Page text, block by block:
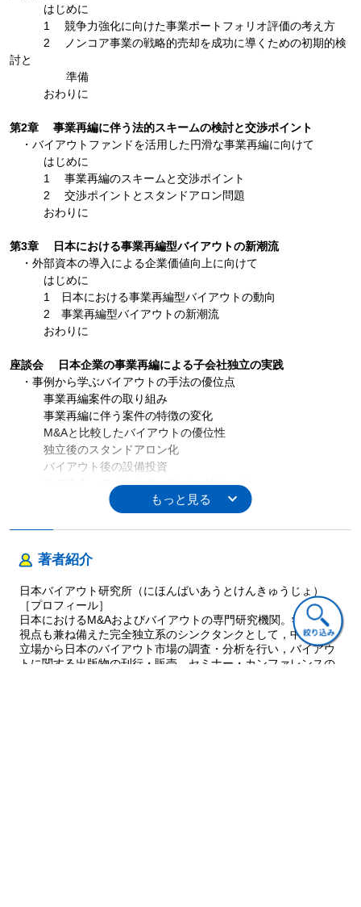
はじめに
1 競争力強化に向けた事業ポートフォリオ評価の考え方
2 ノンコア事業の戦略的売却を成功に導くための初期的検
討と
準備
おわりに
第2章 事業再編に伴う法的スキームの検討と交渉ポイント
・バイアウトファンドを活用した円滑な事業再編に向けて
はじめに
1 事業再編のスキームと交渉ポイント
2 交渉ポイントとスタンドアロン問題
おわりに
第3章 日本における事業再編型バイアウトの新潮流
・外部資本の導入による企業価値向上に向けて
はじめに
1 日本における事業再編型バイアウトの動向
2 事業再編型バイアウトの新潮流
おわりに
座談会 日本企業の事業再編による子会社独立の実践
・事例から学ぶバイアウトの手法の優位点
事業再編案件の取り組み
事業再編に伴う案件の特徴の変化
M&Aと比較したバイアウトの優位性
独立後のスタンドアロン化
バイアウト後の設備投資
次の株主へのバトンタッチ（エグジット）
将来展望～日本企業の活性化に向けて～
第Ⅱ部 事例と経営者インタビュー
第4章 MBOにおけるバイアウトファンドの役割と
ハンズオン経営支援の事例紹介
・フェニックスインターナショナルの取り組み
はじめに
1 会社概要および沿革
2 案件の背景意義
3 独立に伴う支援
著者紹介
日本バイアウト研究所（にほんばいあうとけんきゅうじょ）
［プロフィール］
日本におけるM&Aおよびバイアウトの専門研究機関。学術的な
視点も兼ね備えた完全独立系のシンクタンクとして，中立的な
立場から日本のバイアウト市場の調査・分析を行い，バイアウ
トに関する出版物の刊行・販売，セミナー・カンファレンスの